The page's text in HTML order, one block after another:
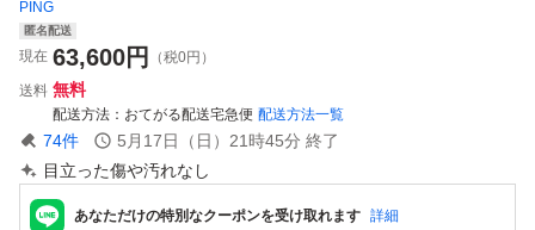
PING
匿名配送
現在 63,600円
（税0円）
送料 無料
配送方法 おてがる配送宅急便 配送方法一覧
74件 5月17日（日）21時45分 終了
目立った傷や汚れなし
あなただけの特別なクーポンを受け取れます 詳細